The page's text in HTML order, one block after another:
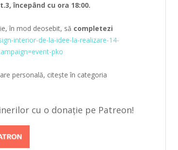
începând cu ora 18:00.
în mod deosebit, să completezi
interior-de-la-idee-la-realizare-14-
pko
personală, citeşte în categoria
cu o donație pe Patreon!